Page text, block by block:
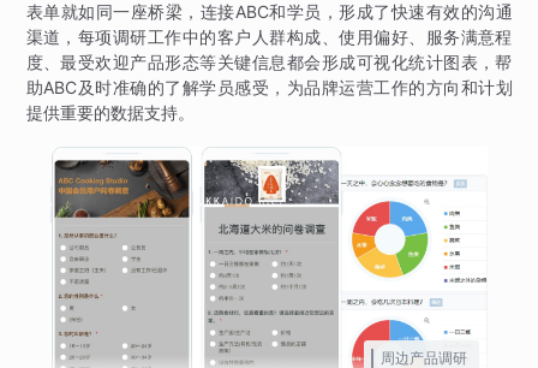
表单就如同一座桥梁，连接ABC和学员，形成了快速有效的沟通
渠道，每项调研工作中的客户人群构成、使用偏好、服务满意程
度、最受欢迎产品形态等关键信息都会形成可视化统计图表，帮
助ABC及时准确的了解学员感受，为品牌运营工作的方向和计划
提供重要的数据支持。
周边产品调研